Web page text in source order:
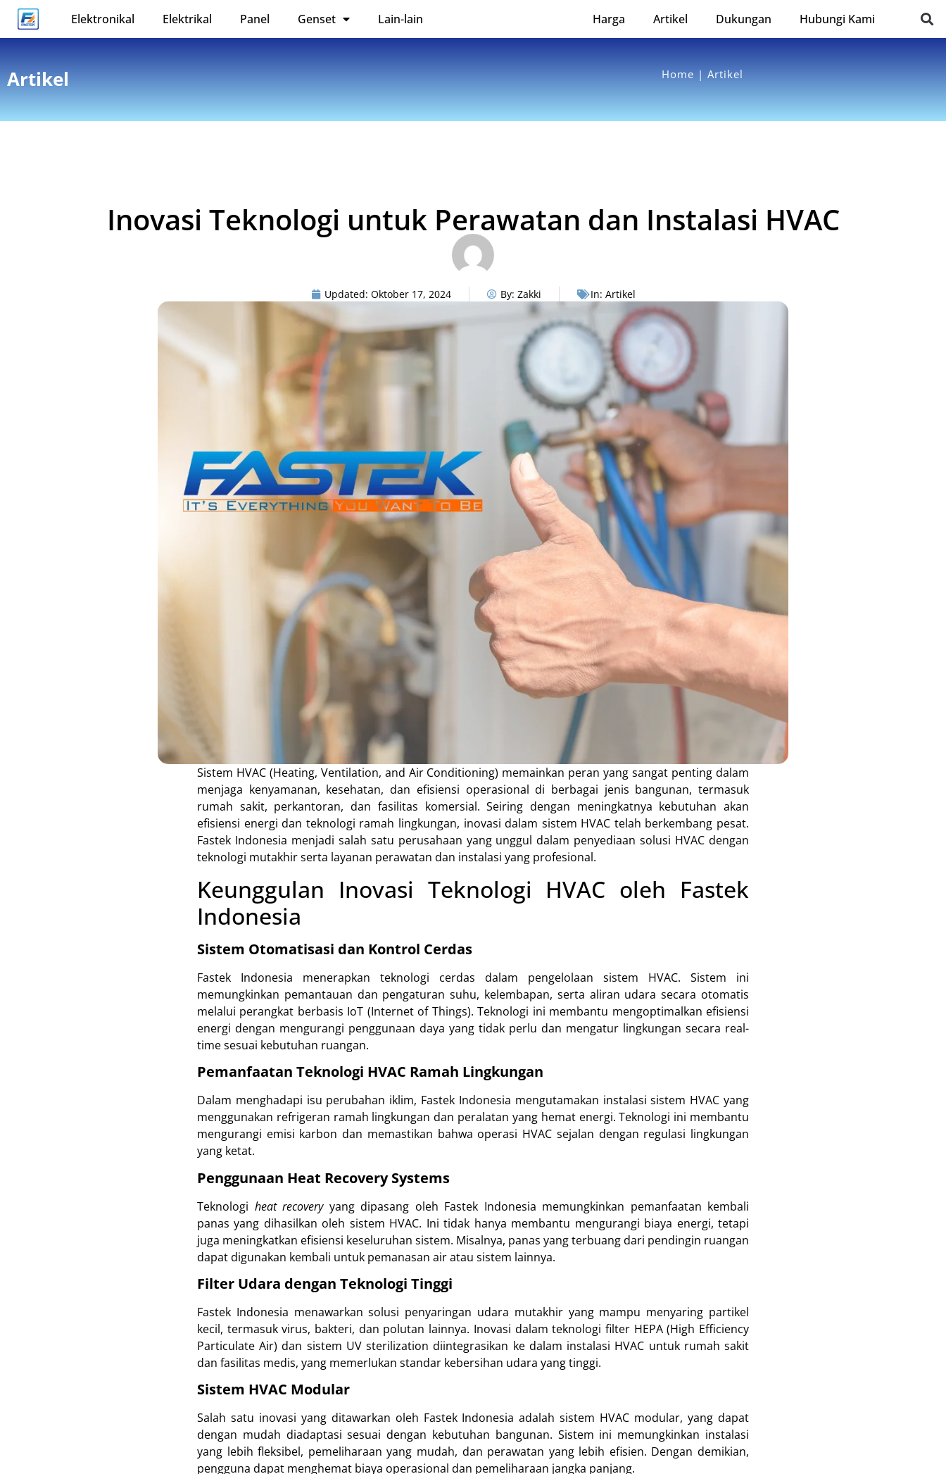
Elektronikal Elektrikal Panel Genset Lain-lain Harga Artikel Dukungan Hubungi Kami
Artikel Home | Artikel
Inovasi Teknologi untuk Perawatan dan Instalasi HVAC
Updated: Oktober 17, 2024 By: Zakki In: Artikel
Sistem HVAC (Heating, Ventilation, and Air Conditioning) memainkan peran yang sangat penting dalam
menjaga kenyamanan, kesehatan, dan efisiensi operasional di berbagai jenis bangunan, termasuk
rumah sakit, perkantoran, dan fasilitas komersial. Seiring dengan meningkatnya kebutuhan akan
efisiensi energi dan teknologi ramah lingkungan, inovasi dalam sistem HVAC telah berkembang pesat.
Fastek Indonesia menjadi salah satu perusahaan yang unggul dalam penyediaan solusi HVAC dengan
teknologi mutakhir serta layanan perawatan dan instalasi yang profesional.
Keunggulan Inovasi Teknologi HVAC oleh Fastek
Indonesia
Sistem Otomatisasi dan Kontrol Cerdas
Fastek Indonesia menerapkan teknologi cerdas dalam pengelolaan sistem HVAC. Sistem ini
memungkinkan pemantauan dan pengaturan suhu, kelembapan, serta aliran udara secara otomatis
melalui perangkat berbasis IoT (Internet of Things). Teknologi ini membantu mengoptimalkan efisiensi
energi dengan mengurangi penggunaan daya yang tidak perlu dan mengatur lingkungan secara real-
time sesuai kebutuhan ruangan.
Pemanfaatan Teknologi HVAC Ramah Lingkungan
Dalam menghadapi isu perubahan iklim, Fastek Indonesia mengutamakan instalasi sistem HVAC yang
menggunakan refrigeran ramah lingkungan dan peralatan yang hemat energi. Teknologi ini membantu
mengurangi emisi karbon dan memastikan bahwa operasi HVAC sejalan dengan regulasi lingkungan
yang ketat.
Penggunaan Heat Recovery Systems
Teknologi heat recoveryyang dipasang oleh Fastek Indonesia memungkinkan pemanfaatan kembali
panas yang dihasilkan oleh sistem HVAC. Ini tidak hanya membantu mengurangi biaya energi, tetapi
juga meningkatkan efisiensi keseluruhan sistem. Misalnya, panas yang terbuang dari pendingin ruangan
dapat digunakan kembali untuk pemanasan air atau sistem lainnya.
Filter Udara dengan Teknologi Tinggi
Fastek Indonesia menawarkan solusi penyaringan udara mutakhir yang mampu menyaring partikel
kecil, termasuk virus, bakteri, dan polutan lainnya. Inovasi dalam teknologi filter HEPA (High Efficiency
Particulate Air) dan sistem UV sterilization diintegrasikan ke dalam instalasi HVAC untuk rumah sakit
dan fasilitas medis, yang memerlukan standar kebersihan udara yang tinggi.
Sistem HVAC Modular
Salah satu inovasi yang ditawarkan oleh Fastek Indonesia adalah sistem HVAC modular, yang dapat
dengan mudah diadaptasi sesuai dengan kebutuhan bangunan. Sistem ini memungkinkan instalasi
yang lebih fleksibel, pemeliharaan yang mudah, dan perawatan yang lebih efisien. Dengan demikian,
pengguna dapat menghemat biaya operasional dan pemeliharaan jangka panjang.